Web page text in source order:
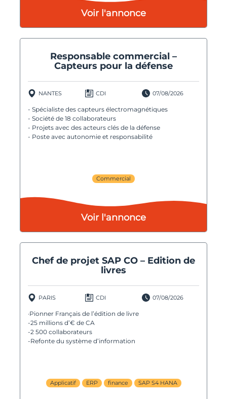
Voir l'annonce
Responsable commercial –
Capteurs pour la défense
NANTES CDI 07/08/2026
- Spécialiste des capteurs électromagnétiques
- Société de 18 collaborateurs
- Projets avec des acteurs clés de la défense
- Poste avec autonomie et responsabilité
Commercial
Voir l'annonce
Chef de projet SAP CO – Edition de
livres
PARIS CDI 07/08/2026
·Pionner Français de l’édition de livre
-25 millions d’€ de CA
-2 500 collaborateurs
-Refonte du système d’information
Applicatif ERP finance SAP S4 HANA